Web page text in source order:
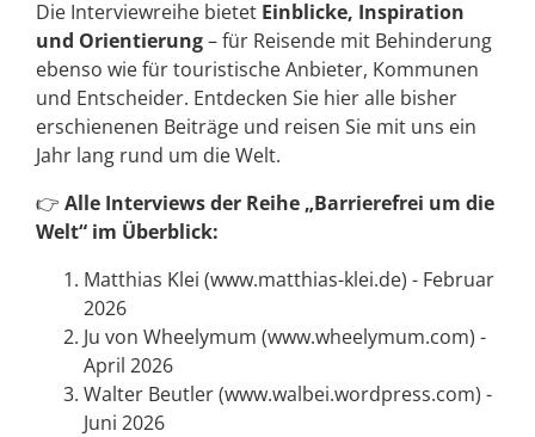
Die Interviewreihe bietet Einblicke, Inspiration
und Orientierung– für Reisende mit Behinderung
ebenso wie für touristische Anbieter, Kommunen
und Entscheider. Entdecken Sie hier alle bisher
erschienenen Beiträge und reisen Sie mit uns ein
Jahr lang rund um die Welt.
👉 Alle Interviews der Reihe „Barrierefrei um die
Welt“ im Überblick:
Matthias Klei (www.matthias-klei.de) - Februar
2026
Ju von Wheelymum (www.wheelymum.com) -
April 2026
Walter Beutler (www.walbei.wordpress.com) -
Juni 2026